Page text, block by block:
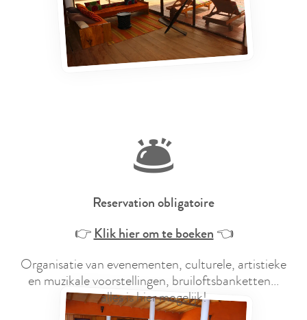
🛎️
Reservation obligatoire
👉Klik hier om te boeken👈
Organisatie van evenementen, culturele, artistieke
en muzikale voorstellingen, bruiloftsbanketten...
alles is hier mogelijk!